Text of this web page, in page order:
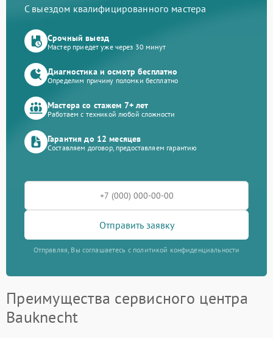
С выездом квалифицированного мастера
Срочный выезд
Мастер приедет уже через 30 минут
Диагностика и осмотр бесплатно
Определим причину поломки бесплатно
Мастера со стажем 7+ лет
Работаем с техникой любой сложности
Гарантия до 12 месяцев
Составляем договор, предоставляем гарантию
Отправить заявку
Отправляя, Вы соглашаетесь с политикой конфиденциальности
Преимущества сервисного центра
Bauknecht